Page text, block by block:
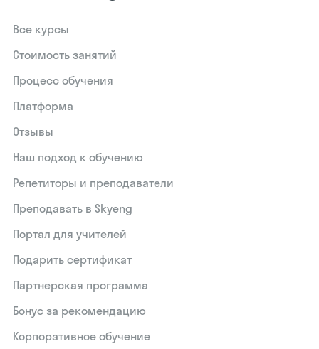
Все курсы
Стоимость занятий
Процесс обучения
Платформа
Отзывы
Наш подход к обучению
Репетиторы и преподаватели
Преподавать в Skyeng
Портал для учителей
Подарить сертификат
Партнерская программа
Бонус за рекомендацию
Корпоративное обучение